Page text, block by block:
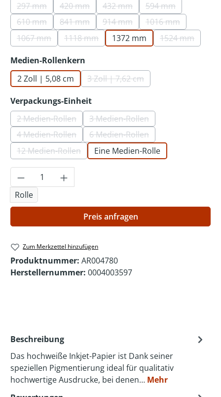
297 mm(Diese Option ist zurzeit nicht verfügbar.)
420 mm(Diese Option ist zurzeit nicht verfügbar.)
432 mm(Diese Option ist zurzeit nicht
594 mm(Diese Option ist
610 mm(Diese Option ist zurzeit nicht verfügbar.)
841 mm(Diese Option ist zurzeit nicht verfügbar.)
914 mm(Diese Option ist zurzeit nicht
1016 mm(Diese Option ist
1067 mm(Diese Option ist zurzeit nicht verfügbar.)
1118 mm(Diese Option ist zurzeit nicht verfügbar.)
1372 mm 1524 mm
(Diese
Medien-Rollenkern
2 Zoll | 5,08 cm
3 Zoll | 7,62 cm(Diese Option ist zurzeit nicht
Verpackungs-Einheitauswählen
2 Medien-Rollen(Diese Option ist zurzeit nicht verfügbar.)
3 Medien-Rollen(Diese Option ist zurzeit nicht
4 Medien-Rollen(Diese Option ist zurzeit nicht verfügbar.)
6 Medien-Rollen(Diese Option ist zurzeit nicht
12 Medien-Rollen(Diese Option ist zurzeit nicht verfügbar.)
Eine Medien-Rolle
Produkt Anzahl: Gib den gewünschten
Rolle
Preis anfragen
Zum Merkzettel hinzufügen
Produktnummer: AR004780
Herstellernummer: 0004003597
Beschreibung
Das hochweiße Inkjet-Papier ist Dank seiner
speziellen Pigmentierung ideal für qualitativ
hochwertige Ausdrucke, bei denen… Mehr